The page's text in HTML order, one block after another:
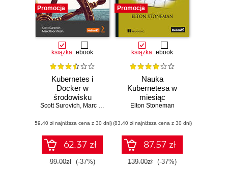
Promocja
książka ebook
Kubernetes i
Docker w
środowisku
produkcyjnym
Konteneryzacja i
skalowanie
aplikacji oraz jej
integracja z
systemami
Scott Surovich, Marc Boorshtein
(59,40 zł najniższa cena z 30 dni)
62.37 zł
99.00zł (-37%)
Promocja
książka ebook
Nauka
Kubernetesa w
miesiąc
Elton Stoneman
(83,40 zł najniższa cena z 30 dni)
87.57 zł
139.00zł (-37%)